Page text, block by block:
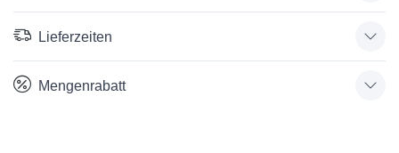
Lieferzeiten
Mengenrabatt